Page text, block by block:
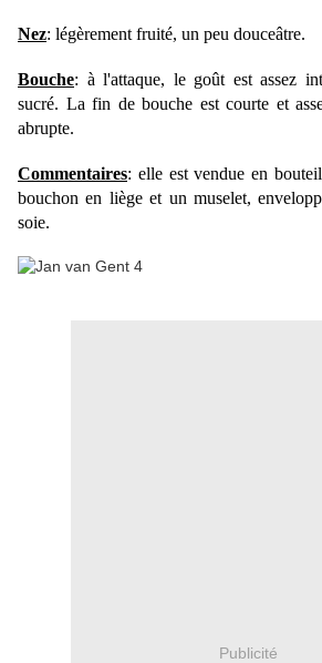
Nez: légèrement fruité, un peu douceâtre.
Bouche: à l'attaque, le goût est assez
sucré. La fin de bouche est courte et
abrupte.
Commentaires: elle est vendue en
bouchon en liège et un muselet,
soie.
Publicité